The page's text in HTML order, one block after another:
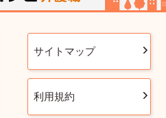
サイトマップ
利用規約